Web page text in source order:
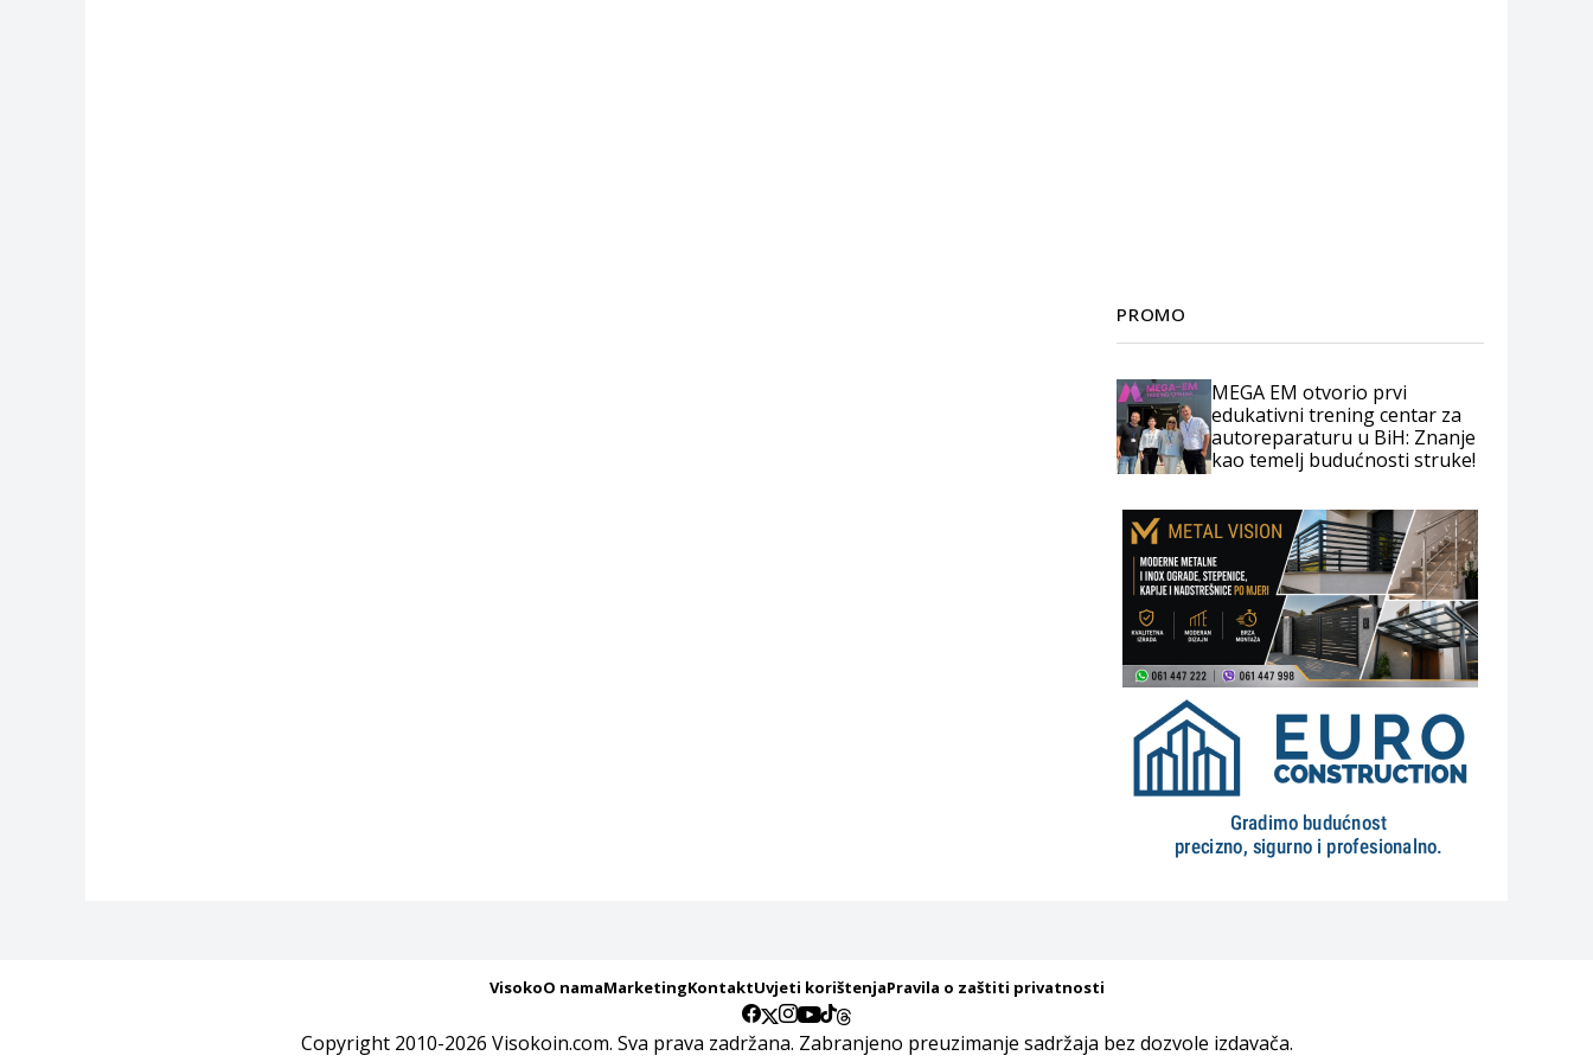
PROMO
MEGA EM otvorio prvi
edukativni trening centar za
autoreparaturu u BiH: Znanje
kao temelj budućnosti struke!
VisokoO namaMarketingKontaktUvjeti korištenjaPravila o zaštiti privatnosti
Copyright 2010-2026 Visokoin.com. Sva prava zadržana. Zabranjeno preuzimanje sadržaja bez dozvole izdavača.